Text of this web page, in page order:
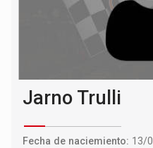
Jarno Trulli
Fecha de naciemiento: 13/